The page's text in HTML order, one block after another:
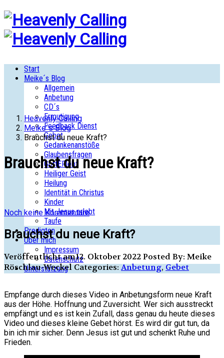
Start
Meike´s Blog
Allgemein
Anbetung
CD´s
Ermutigung
Feedback Dienst
Gebet
Gedankenanstöße
Glaubensfragen
GottERlebt
Heiliger Geist
Heilung
Identität in Christus
Kinder
Mit Jesus erlebt
Taufe
Predigten
Über mich
Impressum
Datenschutz
Unterstützung
Heavenly Calling
Meike´s Blog
Brauchst du neue Kraft?
Brauchst du neue Kraft?
Noch keine Kommentare
Brauchst du neue Kraft?
Veröffentlicht am12. Oktober 2022Posted By: Meike
Röschlau-WeckelCategories:Anbetung,Gebet
Empfange durch dieses Video in Anbetungsform neue Kraft
aus der Höhe. Hoffnung und Zuversicht. Wer sich ausstreckt
empfängt und es ist kein Zufall, dass genau du heute dieses
Video und dieses kleine Gebet hörst. Es wird dir gut tun, da
bin ich mir sicher. Denn Jesus ist gut und schenkt Ruhe und
Frieden.